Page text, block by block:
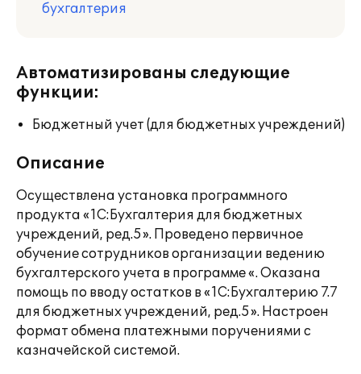
бухгалтерия
Автоматизированы следующие
функции:
Бюджетный учет (для бюджетных учреждений)
Описание
Осуществлена установка программного
продукта «1С:Бухгалтерия для бюджетных
учреждений, ред.5». Проведено первичное
обучение сотрудников организации ведению
бухгалтерского учета в программе «. Оказана
помощь по вводу остатков в «1С:Бухгалтерию 7.7
для бюджетных учреждений, ред.5». Настроен
формат обмена платежными поручениями с
казначейской системой.